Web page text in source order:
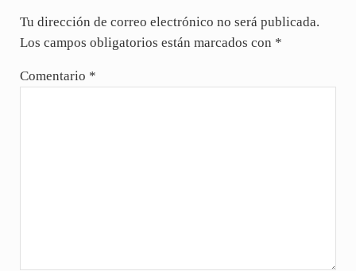
Tu dirección de correo electrónico no será publicada.
Los campos obligatorios están marcados con *
Comentario *